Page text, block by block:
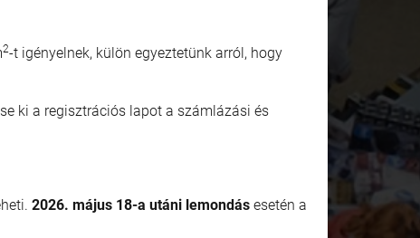
2-t igényelnek, külön egyeztetünk arról, hogy
ki a regisztrációs lapot a számlázási és
2026. május 18-a utáni lemondás esetén a